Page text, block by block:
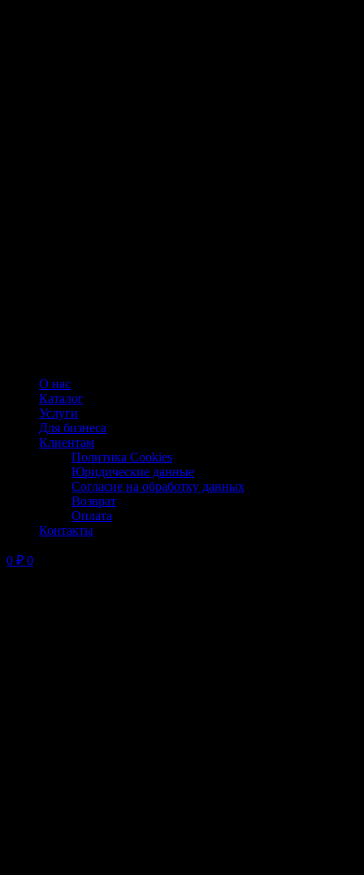
О нас
Каталог
Услуги
Для бизнеса
Клиентам
Политика Cookies
Юридические данные
Согласие на обработку данных
Возврат
Оплата
Контакты
0 ₽ 0